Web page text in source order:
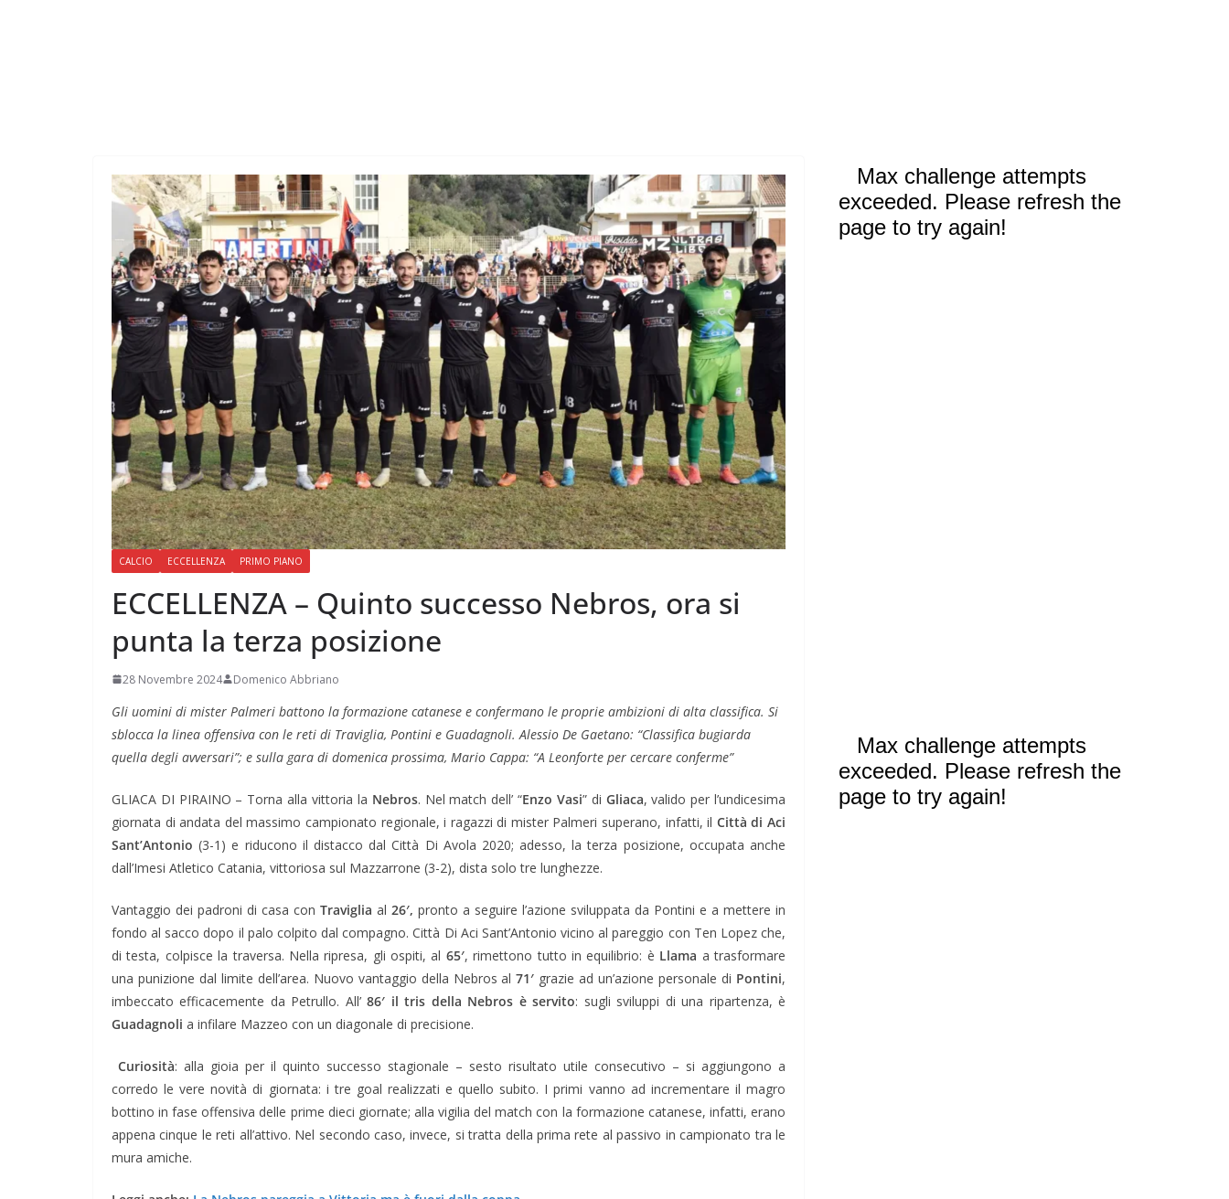
CALCIO ECCELLENZA PRIMO PIANO
ECCELLENZA – Quinto successo Nebros, ora si
punta la terza posizione
28 Novembre 2024 Domenico Abbriano
Gli uomini di mister Palmeri battono la formazione catanese e confermano le proprie ambizioni di alta classifica. Si
sblocca la linea offensiva con le reti di Traviglia, Pontini e Guadagnoli. Alessio De Gaetano: “Classifica bugiarda
quella degli avversari”; e sulla gara di domenica prossima, Mario Cappa: “A Leonforte per cercare conferme”
GLIACA DI PIRAINO – Torna alla vittoria la Nebros. Nel match dell’ “Enzo Vasi” di Gliaca, valido per l’undicesima
giornata di andata del massimo campionato regionale, i ragazzi di mister Palmeri superano, infatti, il Città di Aci
Sant’Antonio (3-1) e riducono il distacco dal Città Di Avola 2020; adesso, la terza posizione, occupata anche
dall’Imesi Atletico Catania, vittoriosa sul Mazzarrone (3-2), dista solo tre lunghezze.
Vantaggio dei padroni di casa con Traviglia al 26′, pronto a seguire l’azione sviluppata da Pontini e a mettere in
fondo al sacco dopo il palo colpito dal compagno. Città Di Aci Sant’Antonio vicino al pareggio con Ten Lopez che,
di testa, colpisce la traversa. Nella ripresa, gli ospiti, al 65′, rimettono tutto in equilibrio: è Llama a trasformare
una punizione dal limite dell’area. Nuovo vantaggio della Nebros al71′ grazie ad un’azione personale di Pontini,
imbeccato efficacemente da Petrullo. All’86′ il tris della Nebros è servito: sugli sviluppi di una ripartenza, è
Guadagnoli a infilare Mazzeo con un diagonale di precisione.
Curiosità: alla gioia per il quinto successo stagionale – sesto risultato utile consecutivo – si aggiungono a
corredo le vere novità di giornata: i tre goal realizzati e quello subito. I primi vanno ad incrementare il magro
bottino in fase offensiva delle prime dieci giornate; alla vigilia del match con la formazione catanese, infatti, erano
appena cinque le reti all’attivo. Nel secondo caso, invece, si tratta della prima rete al passivo in campionato tra le
mura amiche.